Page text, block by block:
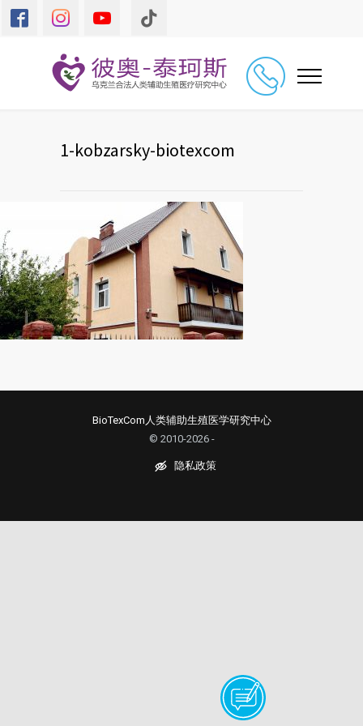
1-kobzarsky-biotexcom
© 2010-2026 -
BioTexCom人类辅助生殖医学研究中心
隐私政策